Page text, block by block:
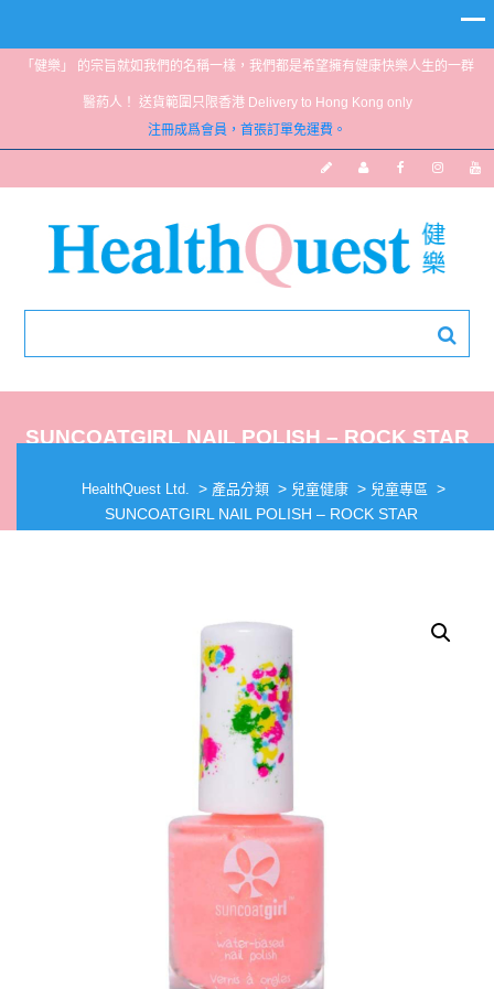
「健樂」 的宗旨就如我們的名稱一樣，我們都是希望擁有健康快樂人生的一群
醫葯人！ 送貨範圍只限香港 Delivery to Hong Kong only
注冊成爲會員，首張訂單免運費。
SUNCOATGIRL NAIL POLISH – ROCK STAR
HealthQuest Ltd. > 產品分類 > 兒童健康 > 兒童專區 >
SUNCOATGIRL NAIL POLISH – ROCK STAR